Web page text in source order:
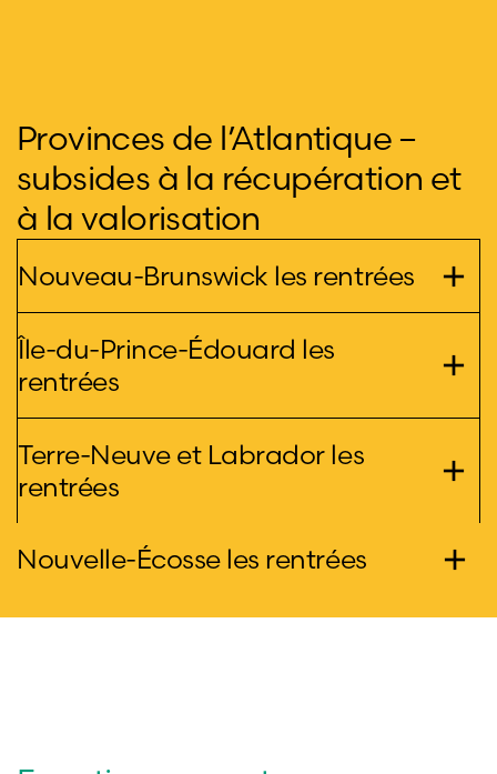
Provinces de l’Atlantique –
subsides à la récupération et
à la valorisation
Nouveau-Brunswick les rentrées
Île-du-Prince-Édouard les
rentrées
Terre-Neuve et Labrador les
rentrées
Nouvelle-Écosse les rentrées